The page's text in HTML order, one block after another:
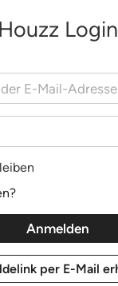
Houzz Login